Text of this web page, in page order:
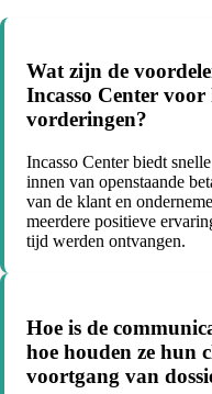
Wat zijn de
Incasso Center
vorderingen?
Incasso Center biedt
innen van openstaande
van de klant en
meerdere positieve
tijd werden ontvangen.
Hoe is de
hoe houden ze hun
voortgang van